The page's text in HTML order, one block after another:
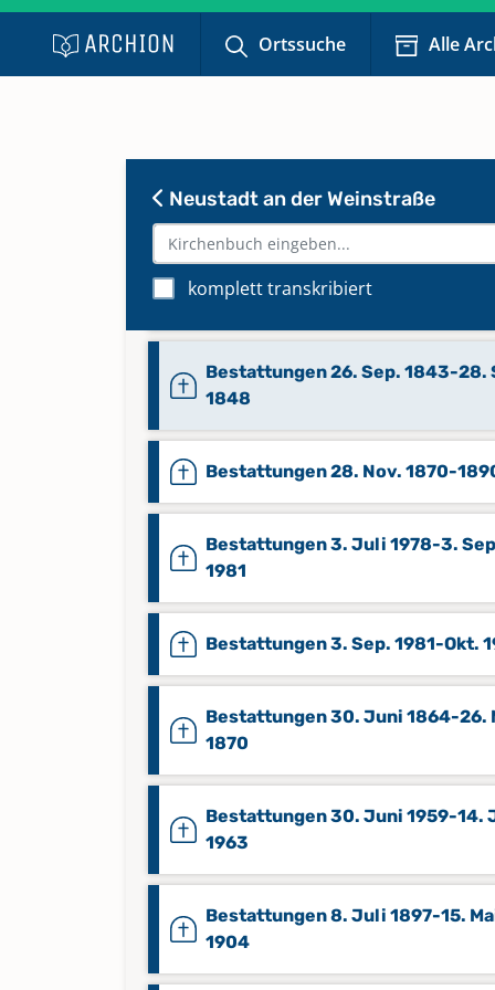
Ortssuche Alle
Neustadt an der Weinstraße
komplett transkribiert
Bestattungen 24. Juli 1833-14.
1947
1937
Bestattungen 26. Sep. 1843-28.
1848
Bestattungen 28. Nov. 1870-
Bestattungen 3. Juli 1978-3.
1981
Bestattungen 3. Sep. 1981-Okt.
Bestattungen 30. Juni 1864-26.
1870
Bestattungen 30. Juni 1959-14.
1963
Bestattungen 8. Juli 1897-15.
1904